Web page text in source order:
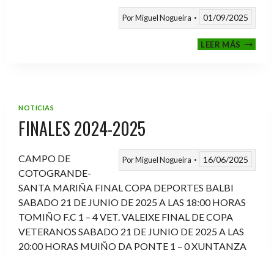
PorMiguel Nogueira 01/09/2025
LEER MÁSVI
NOTICIAS
FINALES 2024-2025
PorMiguel Nogueira 16/06/2025
CAMPO DE
COTOGRANDE-
SANTA MARIÑA FINAL COPA DEPORTES BALBI
SABADO 21 DE JUNIO DE 2025 A LAS 18:00 HORAS
TOMIÑO F.C 1 – 4 VET. VALEIXE FINAL DE COPA
VETERANOS SABADO 21 DE JUNIO DE 2025 A LAS
20:00 HORAS MUIÑO DA PONTE 1 – 0 XUNTANZA